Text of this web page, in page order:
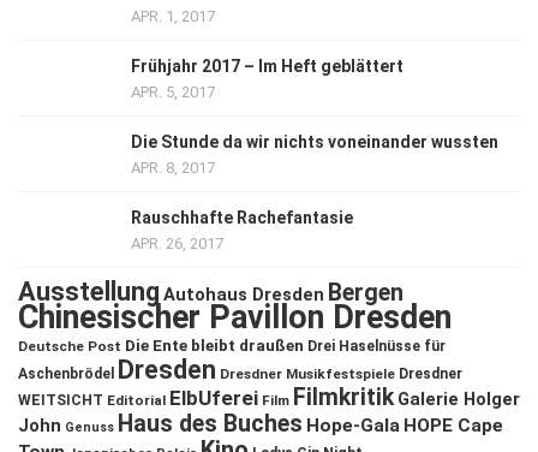
APR. 1, 2017
Frühjahr 2017 – Im Heft geblättert
APR. 5, 2017
Die Stunde da wir nichts voneinander wussten
APR. 8, 2017
Rauschhafte Rachefantasie
APR. 26, 2017
Ausstellung Autohaus Dresden Bergen
Chinesischer Pavillon Dresden
Deutsche Post Die Ente bleibt draußen Drei Haselnüsse für
Aschenbrödel
Dresden Dresdner Musikfestspiele Dresdner
WEITSICHT Editorial ElbUferei Film Filmkritik Galerie Holger
John Genuss Haus des Buches Hope-Gala HOPE Cape